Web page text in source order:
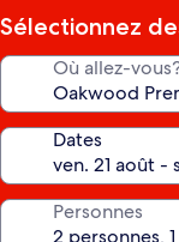
Sélectionnez
Où allez-
Dates
Personnes